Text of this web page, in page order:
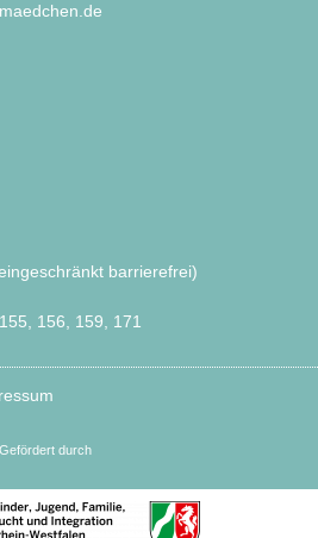
barrierefrei)
156, 159, 171
Gefördert durch